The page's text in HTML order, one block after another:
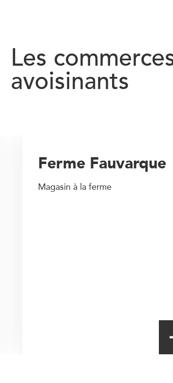
Les
avoisinants
Ferme Fauvarque
Magasin à la ferme